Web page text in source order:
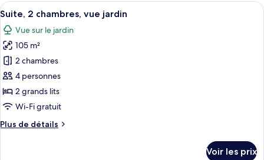
Afficher
toutes
les
photos
pour
ce
type
de
chambre :
Suite,
Suite, 2 chambres, vue jardin | Salle
6
Suite, 2 chambres, vue jardin
Vue sur le jardin
105 m²
2 chambres
4 personnes
2 grands lits
Wi-Fi gratuit
Plus de détails
Plus
Voir les prix